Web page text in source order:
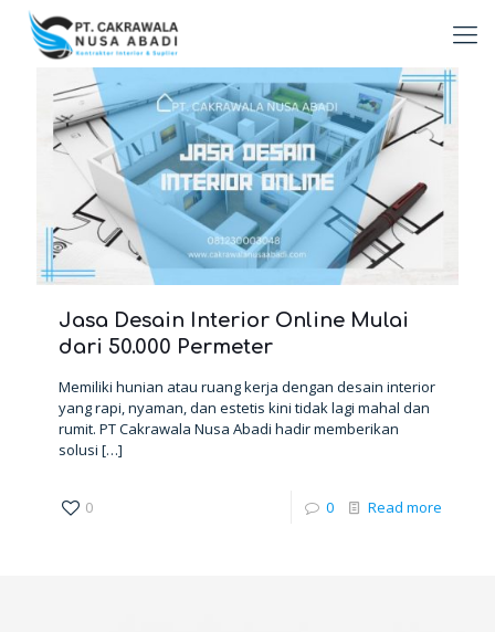
Jasa Desain Interior Online Mulai
dari 50.000 Permeter
Memiliki hunian atau ruang kerja dengan desain interior
yang rapi, nyaman, dan estetis kini tidak lagi mahal dan
rumit. PT Cakrawala Nusa Abadi hadir memberikan
solusi […]
0 0 Read more